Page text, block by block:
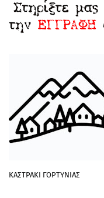
ΚΑΣΤΡΑΚΙ ΓΟΡΤΥΝΙΑΣ